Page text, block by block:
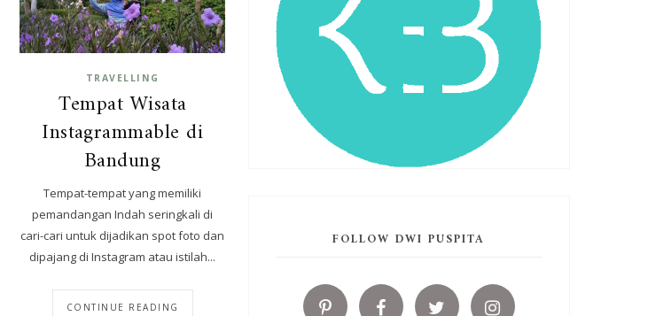
TRAVELLING
Tempat Wisata
Instagrammable di
Bandung
Tempat-tempat yang memiliki
pemandangan Indah seringkali di
cari-cari untuk dijadikan spot foto dan
dipajang di Instagram atau istilah...
CONTINUE READING
FOLLOW DWI PUSPITA